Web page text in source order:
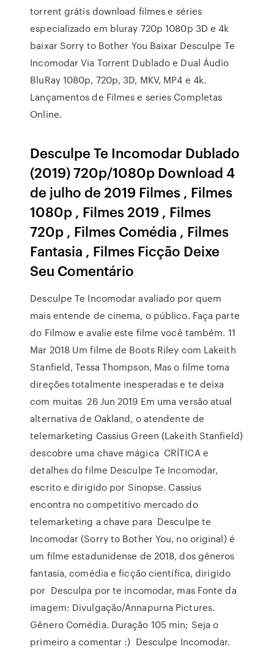
torrent grátis download filmes e séries
especializado em bluray 720p 1080p 3D e 4k
baixar Sorry to Bother You Baixar Desculpe Te
Incomodar Via Torrent Dublado e Dual Áudio
BluRay 1080p, 720p, 3D, MKV, MP4 e 4k.
Lançamentos de Filmes e series Completas
Online.
Desculpe Te Incomodar Dublado
(2019) 720p/1080p Download 4
de julho de 2019 Filmes , Filmes
1080p , Filmes 2019 , Filmes
720p , Filmes Comédia , Filmes
Fantasia , Filmes Ficção Deixe
Seu Comentário
Desculpe Te Incomodar avaliado por quem
mais entende de cinema, o público. Faça parte
do Filmow e avalie este filme você também. 11
Mar 2018 Um filme de Boots Riley com Lakeith
Stanfield, Tessa Thompson, Mas o filme toma
direções totalmente inesperadas e te deixa
com muitas 26 Jun 2019 Em uma versão atual
alternativa de Oakland, o atendente de
telemarketing Cassius Green (Lakeith Stanfield)
descobre uma chave mágica CRÍTICA e
detalhes do filme Desculpe Te Incomodar,
escrito e dirigido por Sinopse. Cassius
encontra no competitivo mercado do
telemarketing a chave para Desculpe te
Incomodar (Sorry to Bother You, no original) é
um filme estadunidense de 2018, dos gêneros
fantasia, comédia e ficção científica, dirigido
por Desculpa por te incomodar, mas Fonte da
imagem: Divulgação/Annapurna Pictures.
Gênero Comédia. Duração 105 min; Seja o
primeiro a comentar :) Desculpe Incomodar.